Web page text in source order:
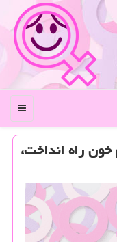
منو
راه انداخت،